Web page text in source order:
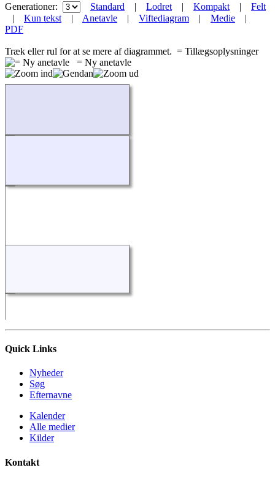
Generationer: Standard | Lodret | Kompakt | Felt
| Kun tekst | Anetavle | Viftediagram | Medie |
PDF
Træk eller rul for at se mere af diagrammet. = Tillægsoplysninger
= Ny anetavle
Quick Links
Nyheder
Søg
Efternavne
Kalender
Alle medier
Kilder
Kontakt